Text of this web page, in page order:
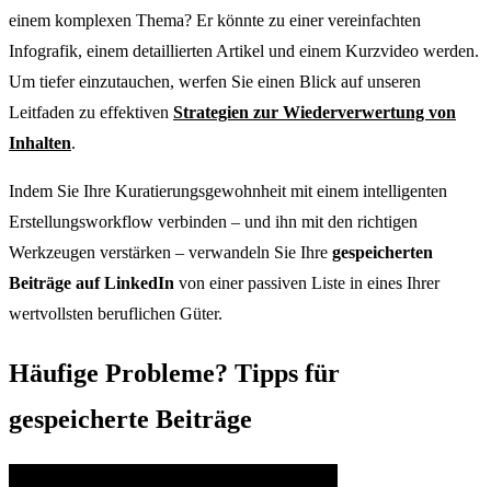
einem komplexen Thema? Er könnte zu einer vereinfachten
Infografik, einem detaillierten Artikel und einem Kurzvideo werden.
Um tiefer einzutauchen, werfen Sie einen Blick auf unseren
Leitfaden zu effektiven Strategien zur Wiederverwertung von
Inhalten.
Indem Sie Ihre Kuratierungsgewohnheit mit einem intelligenten
Erstellungsworkflow verbinden – und ihn mit den richtigen
Werkzeugen verstärken – verwandeln Sie Ihre gespeicherten
Beiträge auf LinkedIn von einer passiven Liste in eines Ihrer
wertvollsten beruflichen Güter.
Häufige Probleme? Tipps für
gespeicherte Beiträge